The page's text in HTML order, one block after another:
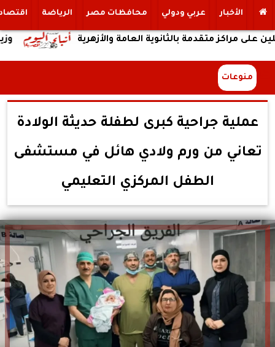
الأخبار عربي ودولي محافظات مصر الرياضة
وزير الري متقدمة بالثانوية العامة والأزهرية
منوعات
عملية جراحية كبرى لطفلة حديثة الولادة
تعاني من ورم ولادي هائل في مستشفى
الطفل المركزي التعليمي